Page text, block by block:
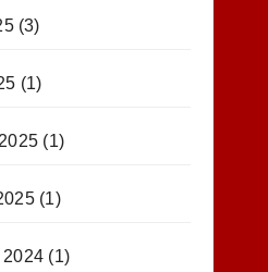
(3)
(1)
(1)
(1)
2024 (1)